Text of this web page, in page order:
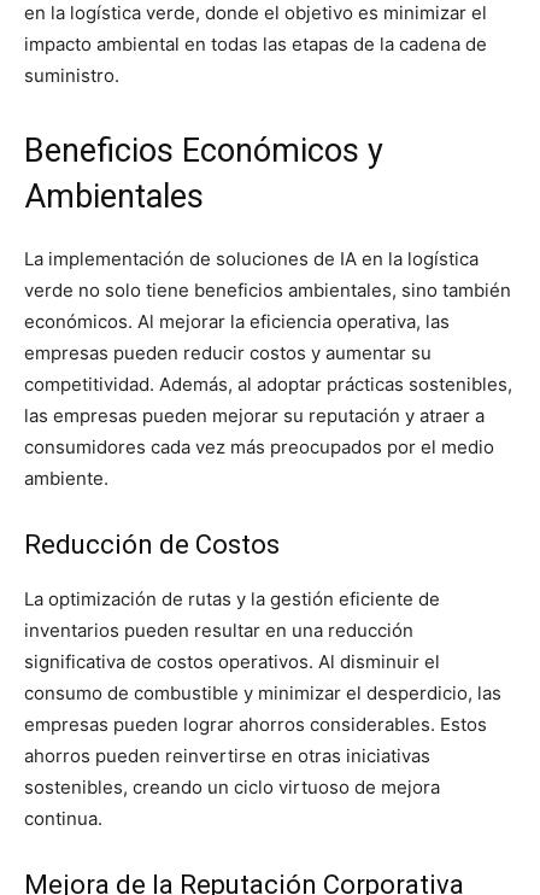
en la logística verde, donde el objetivo es minimizar el
impacto ambiental en todas las etapas de la cadena de
suministro.
Beneficios Económicos y
Ambientales
La implementación de soluciones de IA en la logística
verde no solo tiene beneficios ambientales, sino también
económicos. Al mejorar la eficiencia operativa, las
empresas pueden reducir costos y aumentar su
competitividad. Además, al adoptar prácticas sostenibles,
las empresas pueden mejorar su reputación y atraer a
consumidores cada vez más preocupados por el medio
ambiente.
Reducción de Costos
La optimización de rutas y la gestión eficiente de
inventarios pueden resultar en una reducción
significativa de costos operativos. Al disminuir el
consumo de combustible y minimizar el desperdicio, las
empresas pueden lograr ahorros considerables. Estos
ahorros pueden reinvertirse en otras iniciativas
sostenibles, creando un ciclo virtuoso de mejora
continua.
Mejora de la Reputación Corporativa